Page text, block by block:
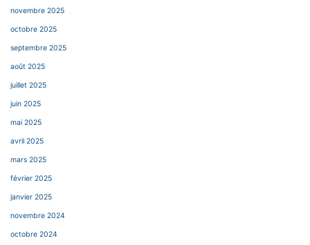
novembre 2025
octobre 2025
septembre 2025
août 2025
juillet 2025
juin 2025
mai 2025
avril 2025
mars 2025
février 2025
janvier 2025
novembre 2024
octobre 2024